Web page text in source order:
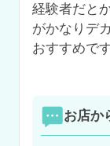
経験者だと
がかなりデ
おすすめです
お店か